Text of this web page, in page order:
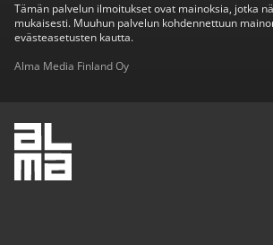
Tämän palvelun ilmoitukset ovat mainoksia, jotka
mukaisesti. Muuhun palvelun kohdennettuun
evästeasetusten kautta.
Alma Media Finland Oy